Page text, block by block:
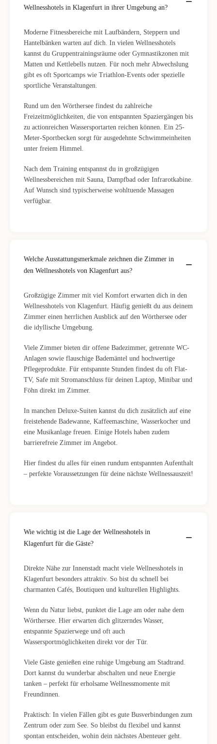
Wellnesshotels in Klagenfurt in ihrer Umgebung an?
Moderne Fitnessbereiche mit Laufbändern, Steppern und
Hantelbänken warten auf dich. In vielen Wellnesshotels
kannst du Gruppentrainingsräume oder Gymnastikzonen mit
Matten und Kettlebells nutzen. Für noch mehr Abwechslung
gibt es oft Sportcamps wie Triathlon-Events oder spezielle
sportliche Veranstaltungen.
Rund um den Wörthersee findest du zahlreiche
Freizeitmöglichkeiten, die von entspannten Spaziergängen bis
zu actionreichen Wassersportarten reichen können. Ein 25-
Meter-Sportbecken sorgt für ausgedehnte Schwimmeinheiten
unter freiem Himmel.
Nach dem Training entspannst du in großzügigen
Wellnessbereichen mit Sauna, Dampfbad oder Infrarotkabine.
Auf Wunsch sind typischerweise wohltuende Massagen
verfügbar.
Welche Ausstattungsmerkmale zeichnen die Zimmer in
den Wellnesshotels von Klagenfurt aus?
Großzügige Zimmer mit viel Komfort erwarten dich in den
Wellnesshotels von Klagenfurt. Häufig genießt du aus deinem
Zimmer einen herrlichen Ausblick auf den Wörthersee oder
die idyllische Umgebung.
Viele Zimmer bieten dir offene Badezimmer, getrennte WC-
Anlagen sowie flauschige Bademäntel und hochwertige
Pflegeprodukte. Für entspannte Stunden findest du oft Flat-
TV, Safe mit Stromanschluss für deinen Laptop, Minibar und
Föhn direkt im Zimmer.
In manchen Deluxe-Suiten kannst du dich zusätzlich auf eine
freistehende Badewanne, Kaffeemaschine, Wasserkocher und
eine Musikanlage freuen. Einige Hotels haben zudem
barrierefreie Zimmer im Angebot.
Hier findest du alles für einen rundum entspannten Aufenthalt
– perfekte Voraussetzungen für deine nächste Wellnessauszeit!
Wie wichtig ist die Lage der Wellnesshotels in
Klagenfurt für die Gäste?
Direkte Nähe zur Innenstadt macht viele Wellnesshotels in
Klagenfurt besonders attraktiv. So bist du schnell bei
charmanten Cafés, Boutiquen und kulturellen Highlights.
Wenn du Natur liebst, punktet die Lage am oder nahe dem
Wörthersee. Hier erwarten dich glitzerndes Wasser,
entspannte Spazierwege und oft auch
Wassersportmöglichkeiten direkt vor der Tür.
Viele Gäste genießen eine ruhige Umgebung am Stadtrand.
Dort kannst du wunderbar abschalten und neue Energie
tanken – perfekt für erholsame Wellnessmomente mit
Freundinnen.
Praktisch: In vielen Fällen gibt es gute Busverbindungen zum
Zentrum oder zum See. So bleibst du flexibel und kannst
spontan entscheiden, wohin dein nächstes Abenteuer geht.